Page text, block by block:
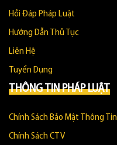
Hỏi Đáp Pháp Luật
Hướng Dẫn Thủ Tục
Liên Hệ
Tuyển Dụng
THÔNG TIN PHÁP LUẬT
Chính Sách Bảo Mật Thông Tin
Chính Sách CTV